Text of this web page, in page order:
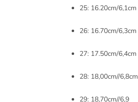
25: 16.20cm/6,1cm
26: 16.70cm/6,3cm
27: 17.50cm/6,4cm
28: 18,00cm//6,8cm
29: 18,70cm//6,9